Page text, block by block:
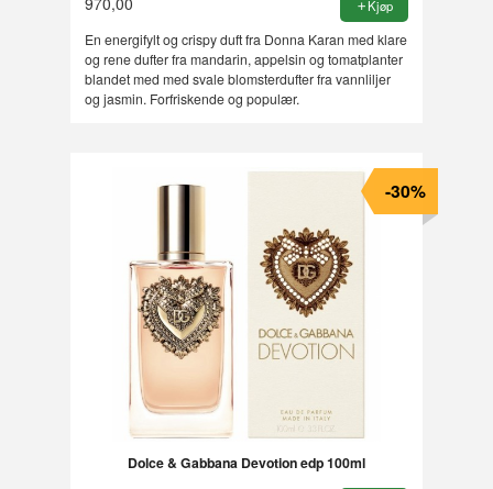
Kjøp
En energifylt og crispy duft fra Donna Karan med klare
og rene dufter fra mandarin, appelsin og tomatplanter
blandet med med svale blomsterdufter fra vannliljer
og jasmin. Forfriskende og populær.
Dolce & Gabbana Devotion edp 100ml
-30%